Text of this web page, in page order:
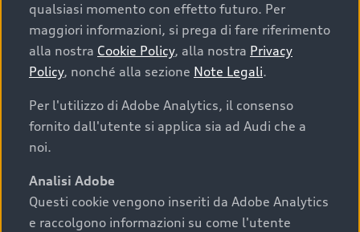
Cosa sapere prima di
acquistare la tua prossima
auto
I requisiti fondamentali da considerare prima di
acquistare un’auto usata, oltre al prezzo e all'aspetto,
chilometraggio: un valore contenuto corrisponde a
uno stato migliore del veicolo e a una maggiore
qualsiasi momento con effetto futuro. Per
maggiori informazioni, si prega di fare riferimento
alla nostra Cookie Policy, alla nostra Privacy
Policy, nonché alla sezione Note Legali.
Per l'utilizzo di Adobe Analytics, il consenso
fornito dall'utente si applica sia ad Audi che a
noi.
Analisi Adobe
Questi cookie vengono inseriti da Adobe Analytics
e raccolgono informazioni su come l'utente